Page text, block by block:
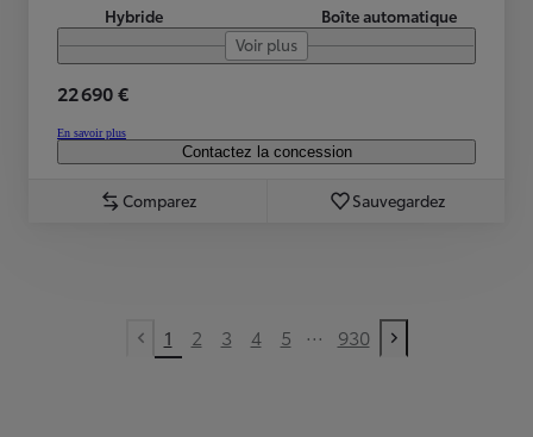
Hybride
Boîte automatique
Voir plus
22 690 €
En savoir plus
Contactez la concession
Comparez Sauvegardez
Previous page
1 2 3 4 5 ... 930
Next page